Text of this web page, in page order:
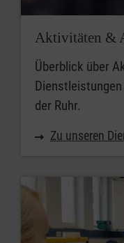
Aktivitäten &
Überblick über
der Ruhr.
Zu unseren